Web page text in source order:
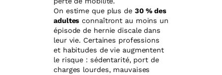
On estime que plus de 30 % des
adultes connaîtront au moins un
épisode de hernie discale dans
leur vie. Certaines professions
et habitudes de vie augmentent
le risque : sédentarité, port de
charges lourdes, mauvaises